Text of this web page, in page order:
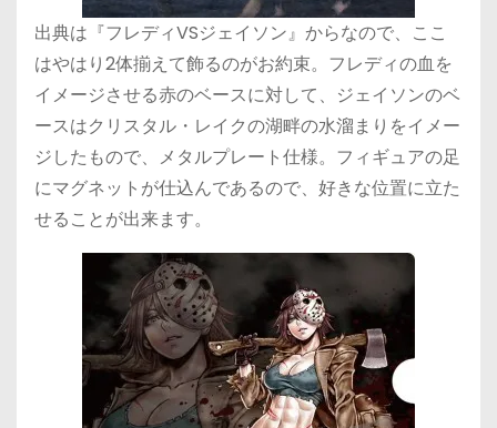
出典は『フレディVSジェイソン』からなので、ここ
はやはり2体揃えて飾るのがお約束。フレディの血を
イメージさせる赤のベースに対して、ジェイソンのベ
ースはクリスタル・レイクの湖畔の水溜まりをイメー
ジしたもので、メタルプレート仕様。フィギュアの足
にマグネットが仕込んであるので、好きな位置に立た
せることが出来ます。